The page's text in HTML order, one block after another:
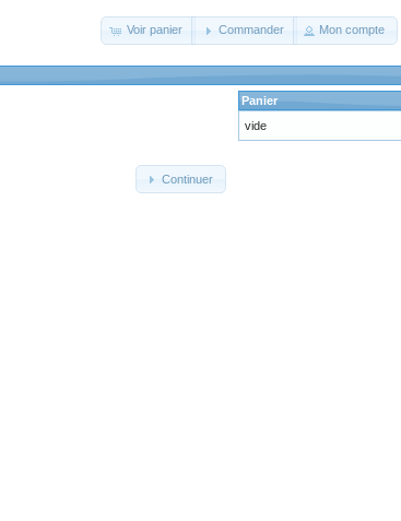
Voir panier Commander Mon compte
Continuer
Panier
vide